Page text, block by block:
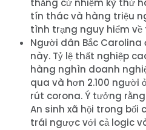
thắng cử nhiệm kỳ thứ
tín thác và hàng triệu
tình trạng nguy hiểm về
Người dân Bắc
này. Tỷ lệ thất nghiệp
hàng nghìn doanh
qua và hơn 2.100
rút corona. Ý tưởng
An sinh xã hội trong bối
trái ngược với cả logic